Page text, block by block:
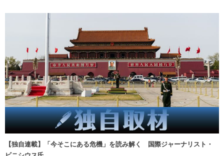
【独自連載】「今そこにある危機」を読み解く 国際ジャーナリスト・